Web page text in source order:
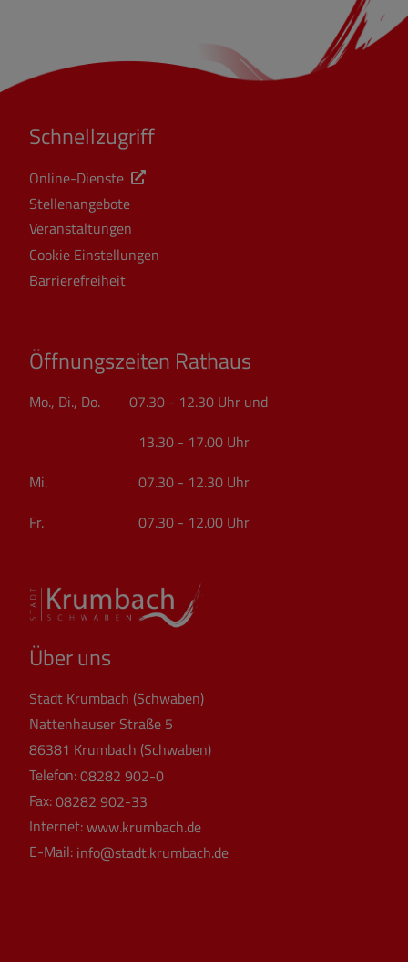
Schnellzugriff
Online-Dienste
Stellenangebote
Veranstaltungen
Cookie Einstellungen
Barrierefreiheit
Öffnungszeiten Rathaus
Mo., Di., Do. 07.30 - 12.30 Uhr und
13.30 - 17.00 Uhr
Mi. 07.30 - 12.30 Uhr
Fr. 07.30 - 12.00 Uhr
Über uns
Stadt Krumbach (Schwaben)
Nattenhauser Straße 5
86381 Krumbach (Schwaben)
Telefon:08282 902-0
Fax:08282 902-33
Internet:www.krumbach.de
E-Mail: info@stadt.krumbach.de